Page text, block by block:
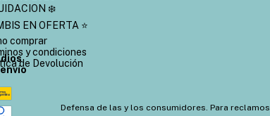
❄️
EN OFERTA ⭐
comprar
y condiciones
de Devolución
Defensa de las y los consumidores. Para reclamos